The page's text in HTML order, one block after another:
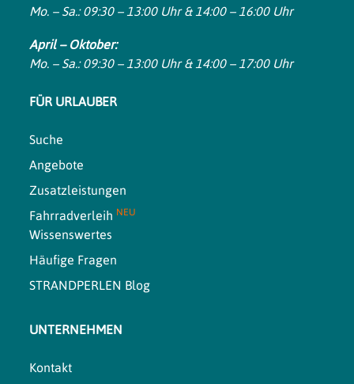
Mo. – Sa.: 09:30 – 13:00 Uhr & 14:00 – 16:00 Uhr
April – Oktober:
Mo. – Sa.: 09:30 – 13:00 Uhr & 14:00 – 17:00 Uhr
FÜR URLAUBER
Suche
Angebote
Zusatzleistungen
Fahrradverleih NEU
Wissenswertes
Häufige Fragen
STRANDPERLEN Blog
UNTERNEHMEN
Kontakt